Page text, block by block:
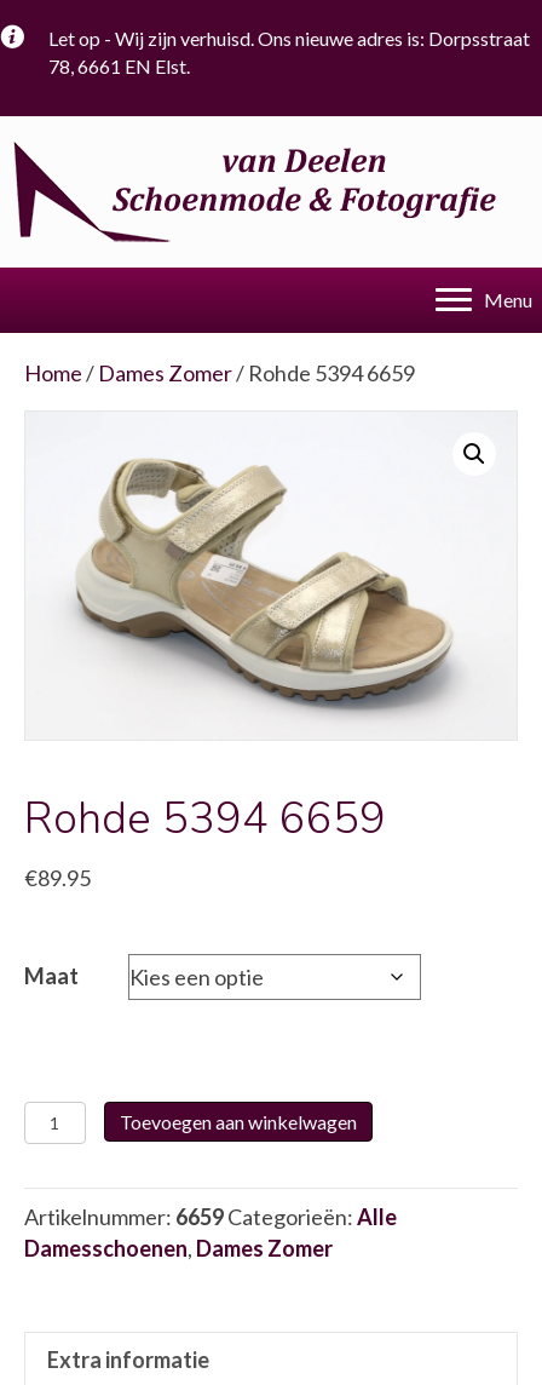
Let op - Wij zijn verhuisd. Ons nieuwe adres is: Dorpsstraat
78, 6661 EN Elst.
Menu
Home/ Dames Zomer/ Rohde 5394 6659
Rohde 5394 6659
€89.95
Maat
Rohde
5394
aantal
Toevoegen aan winkelwagen
Artikelnummer: 6659Categorieën:Alle
Damesschoenen, Dames Zomer
Extra informatie